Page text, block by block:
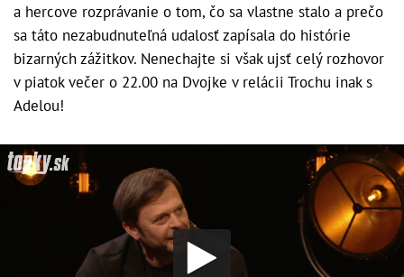
a hercove rozprávanie o tom, čo sa vlastne stalo a prečo
sa táto nezabudnuteľná udalosť zapísala do histórie
bizarných zážitkov. Nenechajte si však ujsť celý rozhovor
v piatok večer o 22.00 na Dvojke v relácii Trochu inak s
Adelou!